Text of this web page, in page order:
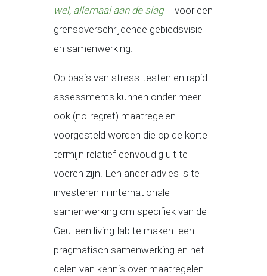
wel, allemaal aan de slag– voor een
grensoverschrijdende gebiedsvisie
en samenwerking.
Op basis van stress-testen en rapid
assessments kunnen onder meer
ook (no-regret) maatregelen
voorgesteld worden die op de korte
termijn relatief eenvoudig uit te
voeren zijn. Een ander advies is te
investeren in internationale
samenwerking om specifiek van de
Geul een living-lab te maken: een
pragmatisch samenwerking en het
delen van kennis over maatregelen